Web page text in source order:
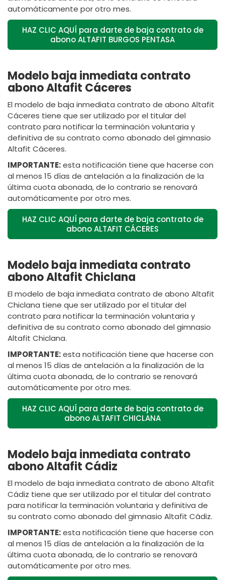
automáticamente por otro mes.
HAZ CLIC AQUÍ para darte de baja contrato de
abono ALTAFIT BURGOS PENTASA
Modelo baja inmediata contrato
abono Altafit Cáceres
El modelo de baja inmediata contrato de abono Altafit
Cáceres tiene que ser utilizado por el titular del
contrato para notificar la terminación voluntaria y
definitiva de su contrato como abonado del gimnasio
Altafit Cáceres.
IMPORTANTE:esta notificación tiene que hacerse con
al menos 15 días de antelación a la finalización de la
última cuota abonada, de lo contrario se renovará
automáticamente por otro mes.
HAZ CLIC AQUÍ para darte de baja contrato de
abono ALTAFIT CÁCERES
Modelo baja inmediata contrato
abono Altafit Chiclana
El modelo de baja inmediata contrato de abono Altafit
Chiclana tiene que ser utilizado por el titular del
contrato para notificar la terminación voluntaria y
definitiva de su contrato como abonado del gimnasio
Altafit Chiclana.
IMPORTANTE:esta notificación tiene que hacerse con
al menos 15 días de antelación a la finalización de la
última cuota abonada, de lo contrario se renovará
automáticamente por otro mes.
HAZ CLIC AQUÍ para darte de baja contrato de
abono ALTAFIT CHICLANA
Modelo baja inmediata contrato
abono Altafit Cádiz
El modelo de baja inmediata contrato de abono Altafit
Cádiz tiene que ser utilizado por el titular del contrato
para notificar la terminación voluntaria y definitiva de
su contrato como abonado del gimnasio Altafit Cádiz.
IMPORTANTE:esta notificación tiene que hacerse con
al menos 15 días de antelación a la finalización de la
última cuota abonada, de lo contrario se renovará
automáticamente por otro mes.